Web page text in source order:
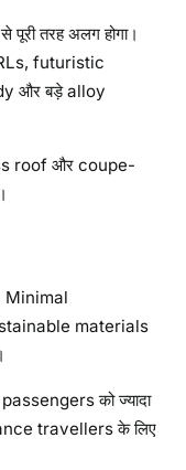
तरह अलग होगा।
futuristic
और बड़े alloy
roof और coupe-
Minimal
materials
को ज्यादा
travellers के लिए